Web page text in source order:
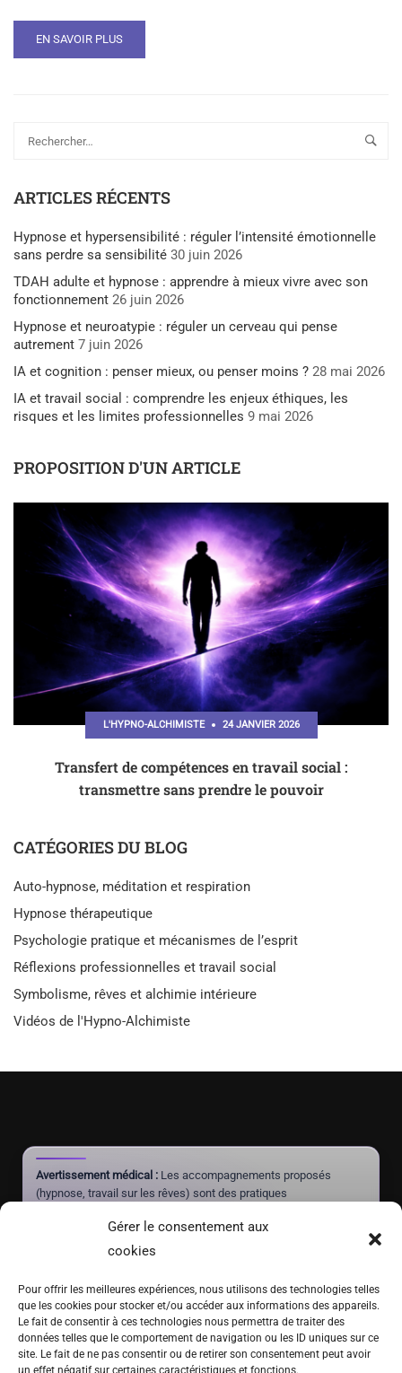
Gérer le consentement aux
cookies
Pour offrir les meilleures expériences, nous utilisons des technologies telles
que les cookies pour stocker et/ou accéder aux informations des appareils.
Le fait de consentir à ces technologies nous permettra de traiter des
données telles que le comportement de navigation ou les ID uniques sur ce
site. Le fait de ne pas consentir ou de retirer son consentement peut avoir
un effet négatif sur certaines caractéristiques et fonctions.
EN SAVOIR PLUS
ARTICLES RÉCENTS
Hypnose et hypersensibilité : réguler l’intensité émotionnelle
sans perdre sa sensibilité 30 juin 2026
TDAH adulte et hypnose : apprendre à mieux vivre avec son
fonctionnement 26 juin 2026
Hypnose et neuroatypie : réguler un cerveau qui pense
autrement 7 juin 2026
IA et cognition : penser mieux, ou penser moins ? 28 mai 2026
IA et travail social : comprendre les enjeux éthiques, les
risques et les limites professionnelles 9 mai 2026
PROPOSITION D'UN ARTICLE
L'HYPNO-ALCHIMISTE 24 JANVIER 2026
Transfert de compétences en travail social :
transmettre sans prendre le pouvoir
CATÉGORIES DU BLOG
Auto-hypnose, méditation et respiration
Hypnose thérapeutique
Psychologie pratique et mécanismes de l’esprit
Réflexions professionnelles et travail social
Symbolisme, rêves et alchimie intérieure
Vidéos de l'Hypno-Alchimiste
Avertissement médical : Les accompagnements proposés
(hypnose, travail sur les rêves) sont des pratiques
constituent pas un acte médical, ne posent aucun diagnostic et
ne doivent jamais se substituer à un traitement prescrit par un
(+41) 076 639 37 64
Fritz-Marchand 2 · 2615 Sonvilier · SUISSE